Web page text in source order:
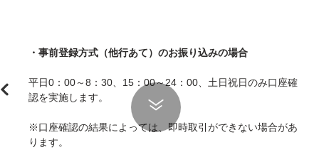
・事前登録方式（他行あて）のお振り込みの場合
平日0：00～8：30、15：00～24：00、土日祝日のみ口座確
認を実施します。
※口座確認の結果によっては、即時取引ができない場合があ
ります。